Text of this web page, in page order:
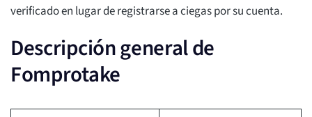
verificado en lugar de registrarse a ciegas por su cuenta.
Descripción general de
Fomprotake